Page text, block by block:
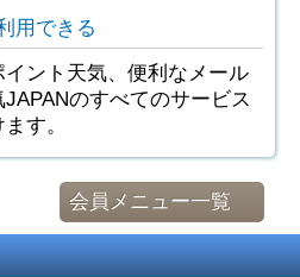
用できる
ント天気、便利なメール
のすべてのサービス
す。
会員メニュー一覧